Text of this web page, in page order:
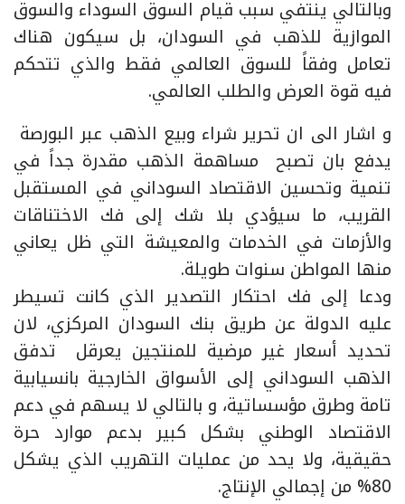
وبالتالي ينتفي سبب قيام السوق السوداء والسوق
الموازية للذهب في السودان، بل سيكون هناك
تعامل وفقاً للسوق العالمي فقط والذي تتحكم
فيه قوة العرض والطلب العالمي.
و اشار الى ان تحرير شراء وبيع الذهب عبر البورصة
يدفع بان تصبح مساهمة الذهب مقدرة جداً في
تنمية وتحسين الاقتصاد السوداني في المستقبل
القريب، ما سيؤدي بلا شك إلى فك الاختناقات
والأزمات في الخدمات والمعيشة التي ظل يعاني
منها المواطن سنوات طويلة.
ودعا إلى فك احتكار التصدير الذي كانت تسيطر
عليه الدولة عن طريق بنك السودان المركزي، لان
تحديد أسعار غير مرضية للمنتجين يعرقل تدفق
الذهب السوداني إلى الأسواق الخارجية بانسيابية
تامة وطرق مؤسساتية، و بالتالي لا يسهم في دعم
الاقتصاد الوطني بشكل كبير بدعم موارد حرة
حقيقية، ولا يحد من عمليات التهريب الذي يشكل
80% من إجمالي الإنتاج.